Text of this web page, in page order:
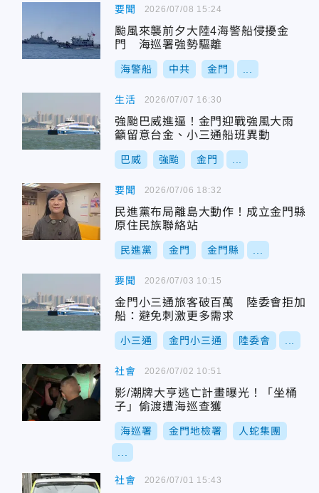
要聞
颱風來襲前夕大陸4海警船侵擾金
門 海巡署強勢驅離
海警船 中共 金門
2026/07/08 15:24
生活
強颱巴威進逼！金門迎戰強風大雨
籲留意台金、小三通船班異動
巴威 強颱 金門
2026/07/07 16:30
要聞
民進黨布局離島大動作！成立金門縣
原住民族聯絡站
民進黨 金門 金門縣
2026/07/06 18:32
要聞
金門小三通旅客破百萬 陸委會拒加
船：避免刺激更多需求
小三通 金門小三通 陸委會
2026/07/03 10:15
社會
影/潮牌大亨逃亡計畫曝光！「坐桶
子」偷渡遭海巡查獲
海巡署 金門地檢署 人蛇集團
2026/07/02 10:51
社會 2026/07/01 15:43